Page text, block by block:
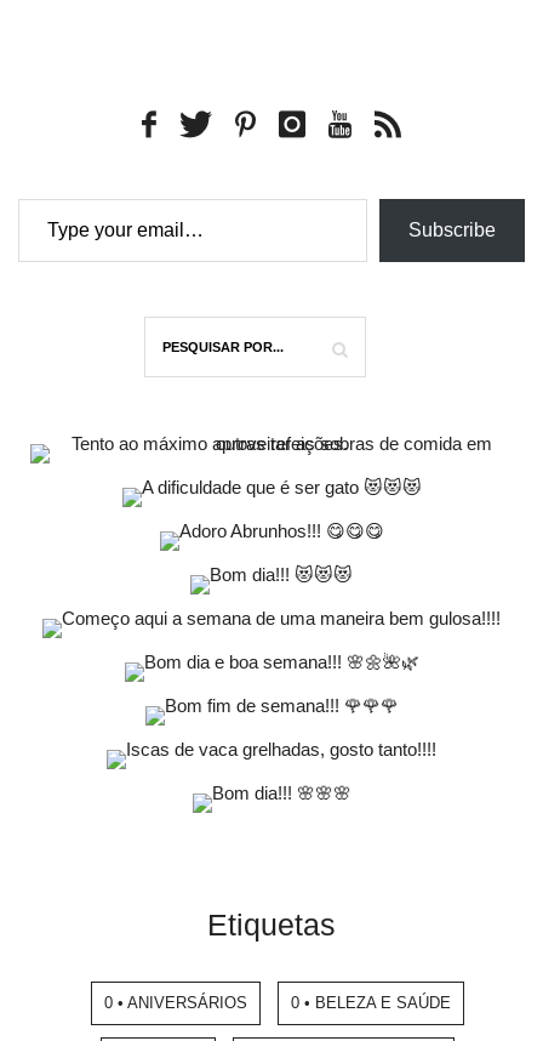
Type your email…
Subscribe
Etiquetas
0 • ANIVERSÁRIOS 0 • BELEZA E SAÚDE